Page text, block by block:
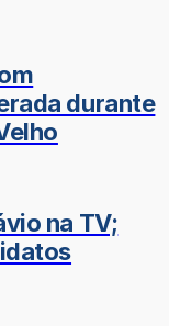
durante
na TV;